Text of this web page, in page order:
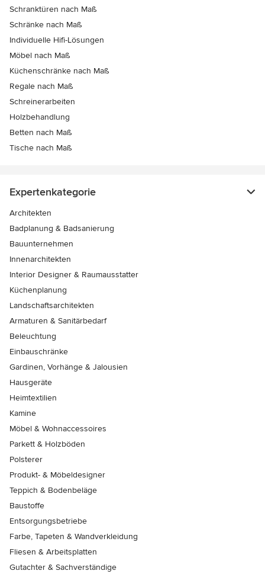
Schranktüren nach Maß
Schränke nach Maß
Individuelle Hifi-Lösungen
Möbel nach Maß
Küchenschränke nach Maß
Regale nach Maß
Schreinerarbeiten
Holzbehandlung
Betten nach Maß
Tische nach Maß
Expertenkategorie
Architekten
Badplanung & Badsanierung
Bauunternehmen
Innenarchitekten
Interior Designer & Raumausstatter
Küchenplanung
Landschaftsarchitekten
Armaturen & Sanitärbedarf
Beleuchtung
Einbauschränke
Gardinen, Vorhänge & Jalousien
Hausgeräte
Heimtextilien
Kamine
Möbel & Wohnaccessoires
Parkett & Holzböden
Polsterer
Produkt- & Möbeldesigner
Teppich & Bodenbeläge
Baustoffe
Entsorgungsbetriebe
Farbe, Tapeten & Wandverkleidung
Fliesen & Arbeitsplatten
Gutachter & Sachverständige